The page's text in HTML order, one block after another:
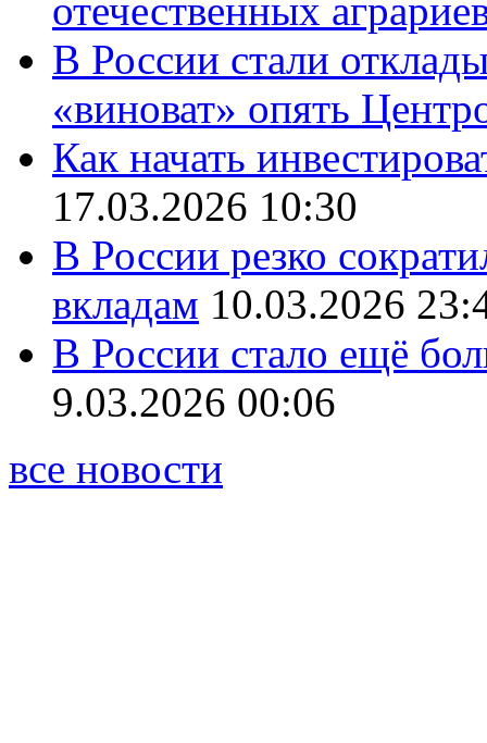
отечественных
В России стали
«виноват» опять
Как начать
17.03.2026 10:30
В России резко
вкладам 10.03.2026
В России стало ещё
9.03.2026 00:06
все новости